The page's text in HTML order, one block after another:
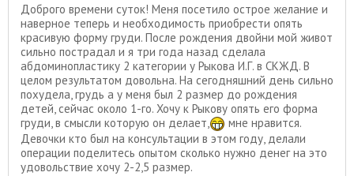
Доброго времени суток! Меня посетило острое желание и
наверное теперь и необходимость приобрести опять
красивую форму груди. После рождения двойни мой живот
сильно пострадал и я три года назад сделала
абдоминопластику 2 категории у Рыкова И.Г. в СКЖД. В
целом результатом довольна. На сегодняшний день сильно
похудела, грудь а у меня был 2 размер до рождения
детей, сейчас около 1-го. Хочу к Рыкову опять его форма
груди, в смысли которую он делает,
мне нравится.
Девочки кто был на консультации в этом году, делали
операции поделитесь опытом сколько нужно денег на это
удовольствие хочу 2-2,5 размер.